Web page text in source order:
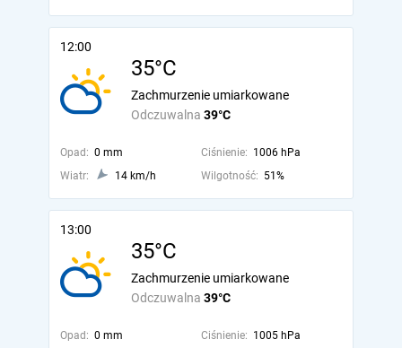
12:00
35°C
Odczuwalna 39°C
Zachmurzenie umiarkowane
Opad: 0 mm Ciśnienie: 1006 hPa
Wiatr:
14 km/h Wilgotność: 51%
13:00
35°C
Odczuwalna 39°C
Zachmurzenie umiarkowane
Opad: 0 mm Ciśnienie: 1005 hPa